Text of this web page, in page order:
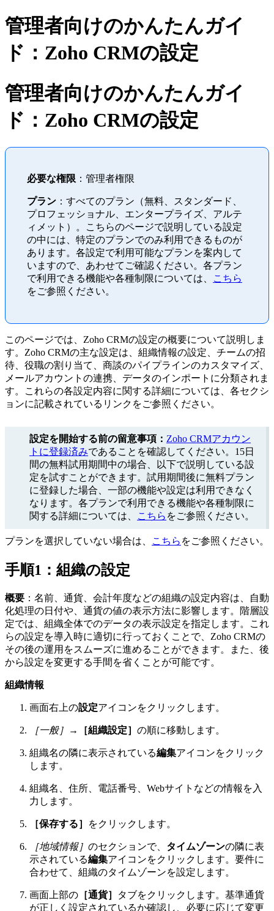
管理者向けのかんたんガイ
ド：Zoho CRMの設定
管理者向けのかんたんガイ
ド：Zoho CRMの設定
必要な権限 ：管理者権限
プラン ：すべてのプラン（無料、スタンダード、
プロフェッショナル、エンタープライズ、アルテ
ィメット）。こちらのページで説明している設定
の中には、特定のプランでのみ利用できるものが
あります。各設定で利用可能なプランを案内して
いますので、あわせてご確認ください。各プラン
で利用できる機能や各種制限については、
こちら
をご参照ください。
このページでは、Zoho CRMの設定の概要について説明しま
す。Zoho CRMの主な設定は、組織情報の設定、チームの招
待、役職の割り当て、商談のパイプラインのカスタマイズ、
メールアカウントの連携、データのインポートに分類されま
す。これらの各設定内容に関する詳細については、各セクシ
ョンに記載されているリンクをご参照ください。
設定を開始する前の留意事項： Zoho CRMアカウン
トに登録済みであることを確認してください。15日
間の無料試用期間中の場合、以下で説明している設
定を試すことができます。試用期間後に無料プラン
に登録した場合、一部の機能や設定は利用できなく
なります。各プランで利用できる機能や各種制限に
関する詳細については、
こちら をご参照ください。
プランを選択していない場合は、 こちら をご参照ください。
手順1：組織の設定
概要 ：名前、通貨、会計年度などの組織の設定内容は、自動
化処理の日付や、通貨の値の表示方法に影響します。階層設
定では、組織全体でのデータの表示設定を指定します。これ
らの設定を導入時に適切に行っておくことで、Zoho CRMの
その後の運用をスムーズに進めることができます。また、後
から設定を変更する手間を省くことが可能です。
組織情報
画面右上の設定アイコンをクリックします。
［一般］ → ［組織設定］ の順に移動します。
組織名の隣に表示されている編集アイコンをクリック
します。
組織名、住所、電話番号、Webサイトなどの情報を入
力します。
［保存する］ をクリックします。
［地域情報］ のセクションで、 タイムゾーンの隣に表
示されている編集アイコンをクリックします。要件に
合わせて、組織のタイムゾーンを設定します。
画面上部の ［通貨］
タブをクリックします。基準通貨
が正しく設定されているか確認し、必要に応じて変更